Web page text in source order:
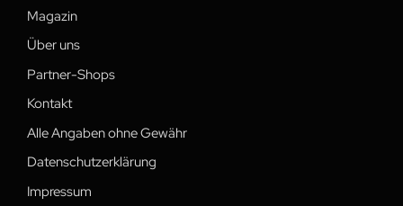
Magazin
Über uns
Partner-Shops
Kontakt
Alle Angaben ohne Gewähr
Datenschutzerklärung
Impressum